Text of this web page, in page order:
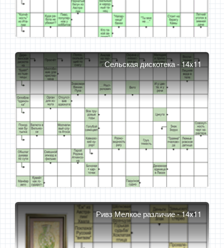
Сельская дискотека - 14x11
Ривз Мелкое различие - 14x11